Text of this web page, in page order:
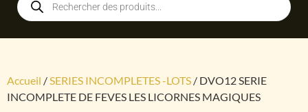
Accueil /SERIES INCOMPLETES -LOTS / DVO12 SERIE
INCOMPLETE DE FEVES LES LICORNES MAGIQUES